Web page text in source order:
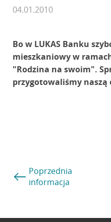
04.01.2010
Bo w LUKAS Banku
mieszkaniowy w
"Rodzina na swoim".
przygotowaliśmy naszą
Poprzednia
informacja